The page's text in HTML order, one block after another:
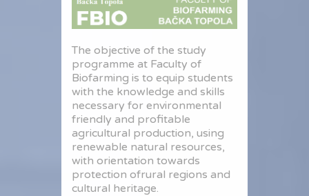
The objective of the study
programme at Faculty of
Biofarming is to equip students
with the knowledge and skills
necessary for environmental
friendly and profitable
agricultural production, using
renewable natural resources,
with orientation towards
protection ofrural regions and
cultural heritage.